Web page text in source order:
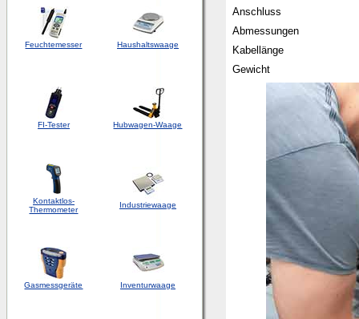
Feuchtemesser Haushaltswaage
FI-Tester Hubwagen-Waage
Kontaktlos-
Thermometer
Industriewaage
Gasmessgeräte Inventurwaage
Anschluss
Abmessungen
Kabellänge
Gewicht